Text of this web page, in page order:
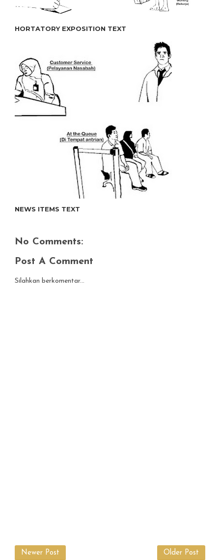
HORTATORY EXPOSITION TEXT
NEWS ITEMS TEXT
No Comments:
Post A Comment
Silahkan berkomentar...
Newer Post Older Post